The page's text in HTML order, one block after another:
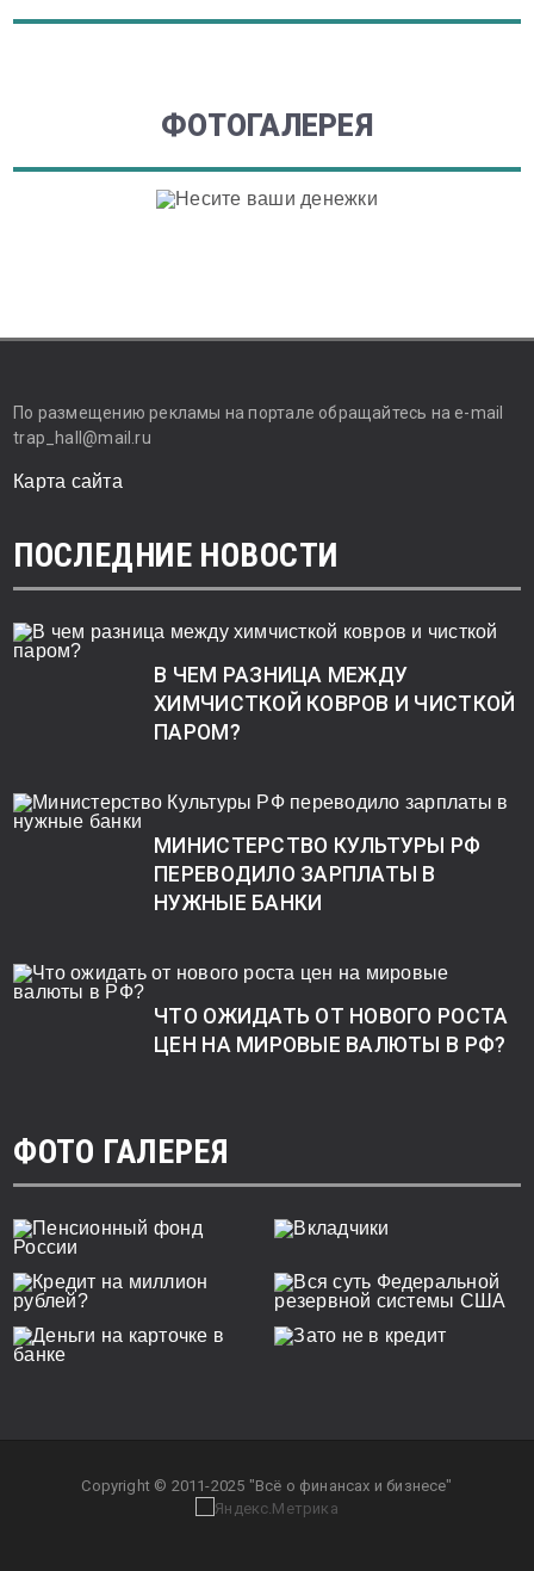
ФОТОГАЛЕРЕЯ
По размещению рекламы на портале обращайтесь на e-mail
trap_hall@mail.ru
Карта сайта
ПОСЛЕДНИЕ НОВОСТИ
В ЧЕМ РАЗНИЦА МЕЖДУ
ХИМЧИСТКОЙ КОВРОВ И ЧИСТКОЙ
ПАРОМ?
МИНИСТЕРСТВО КУЛЬТУРЫ РФ
ПЕРЕВОДИЛО ЗАРПЛАТЫ В
НУЖНЫЕ БАНКИ
ЧТО ОЖИДАТЬ ОТ НОВОГО РОСТА
ЦЕН НА МИРОВЫЕ ВАЛЮТЫ В РФ?
ФОТО ГАЛЕРЕЯ
Copyright © 2011-2025 "Всё о финансах и бизнесе"